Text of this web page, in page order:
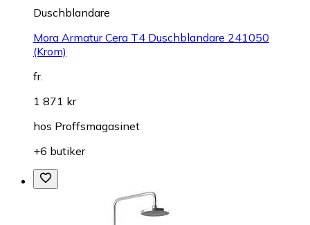
Duschblandare
Mora Armatur Cera T4 Duschblandare 241050
(Krom)
fr.
1 871 kr
hos Proffsmagasinet
+6 butiker